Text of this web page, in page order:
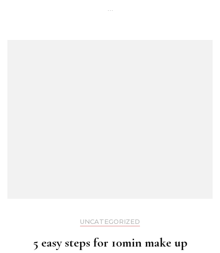
…
UNCATEGORIZED
5 easy steps for 10min make up